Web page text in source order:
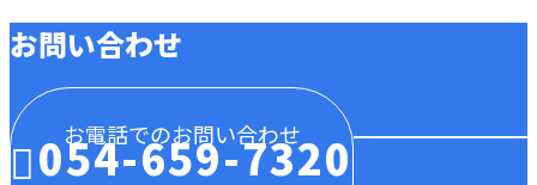
お問い合わせ
お電話でのお問い合わせ
054-659-7320